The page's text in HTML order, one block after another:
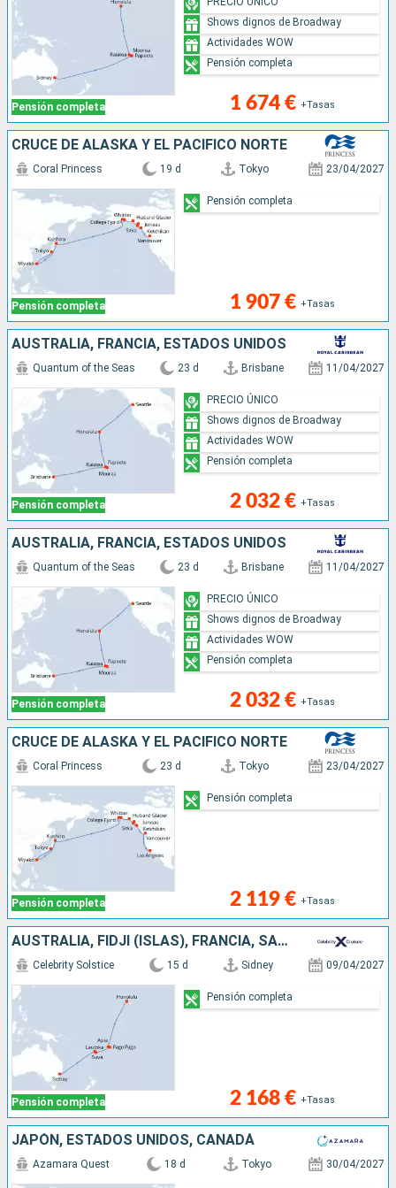
Pensión completa 1 674 € +Tasas
Shows dignos de Broadway
Actividades WOW
Pensión completa
CRUCE DE ALASKA Y EL PACÍFICO NORTE
Pensión completa
Coral Princess 19 d Tokyo 23/04/2027
1 907 € +Tasas
Pensión completa
AUSTRALIA, FRANCIA, ESTADOS UNIDOS
Pensión completa
Quantum of the Seas 23 d Brisbane 11/04/2027
2 032 € +Tasas
PRECIO ÚNICO
Shows dignos de Broadway
Actividades WOW
Pensión completa
AUSTRALIA, FRANCIA, ESTADOS UNIDOS
Pensión completa
Quantum of the Seas 23 d Brisbane 11/04/2027
2 032 € +Tasas
PRECIO ÚNICO
Shows dignos de Broadway
Actividades WOW
Pensión completa
CRUCE DE ALASKA Y EL PACÍFICO NORTE
Pensión completa
Coral Princess 23 d Tokyo 23/04/2027
2 119 € +Tasas
Pensión completa
AUSTRALIA, FIDJI (ISLAS), FRANCIA, SAMOA, ESTADOS UNIDOS
Pensión completa
Celebrity Solstice 15 d Sidney 09/04/2027
2 168 € +Tasas
Pensión completa
JAPÓN, ESTADOS UNIDOS, CANADÁ
Azamara Quest 18 d Tokyo 30/04/2027